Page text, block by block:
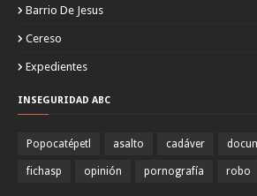
Barrio De Jesus
Cereso
Expedientes
INSEGURIDAD ABC
Popocatépetl asalto cadáver
fichasp opinión pornografía robo